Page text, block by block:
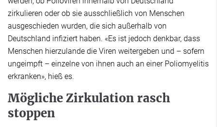
zirkulieren oder ob sie ausschließlich von Menschen
ausgeschieden wurden, die sich außerhalb von
Deutschland infiziert haben. «Es ist jedoch denkbar, dass
Menschen hierzulande die Viren weitergeben und – sofern
ungeimpft – einzelne von ihnen auch an einer Poliomyelitis
erkranken», hieß es.
Mögliche Zirkulation rasch
stoppen